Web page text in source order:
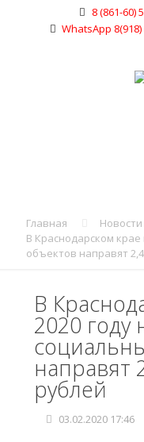
8 (861-60)
WhatsApp 8(918)
Главная Новости
В Краснодарском
объектов направят
В
2020 году
направят
рублей
03.02.2020 17:46